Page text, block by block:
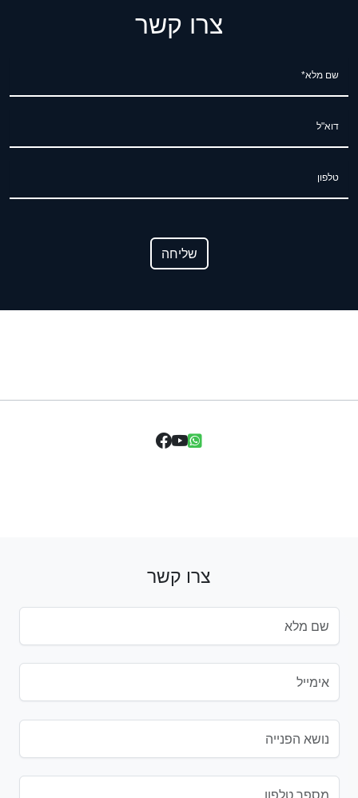
צרו קשר
שליחה
צרו קשר